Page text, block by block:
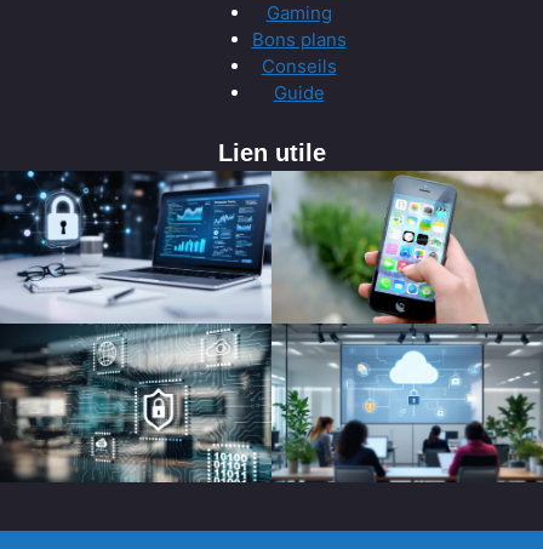
Gaming
Bons plans
Conseils
Guide
Lien utile